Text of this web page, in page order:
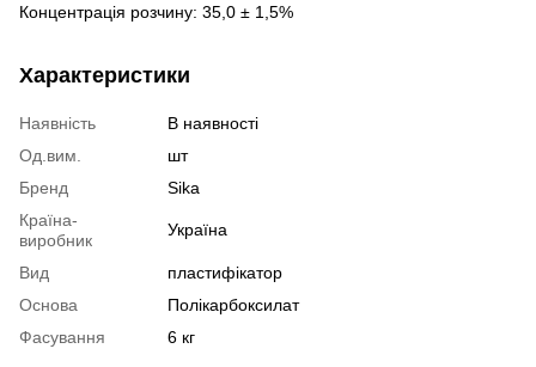
Концентрація розчину: 35,0 ± 1,5%
Характеристики
Наявність
В наявності
Од.вим.
шт
Бренд
Sika
Країна-
виробник
Україна
Вид
пластифікатор
Основа
Полікарбоксилат
Фасування
6 кг